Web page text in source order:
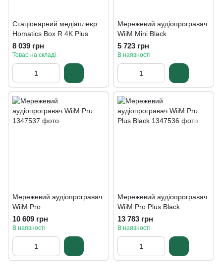
Стаціонарний медіаплеєр
Homatics Box R 4K Plus
8 039 грн
Товар на складі
Мережевий аудіопрогравач
WiiM Mini Black
5 723 грн
В наявності
Мережевий аудіопрогравач
WiiM Pro
10 609 грн
В наявності
Мережевий аудіопрогравач
WiiM Pro Plus Black
13 783 грн
В наявності